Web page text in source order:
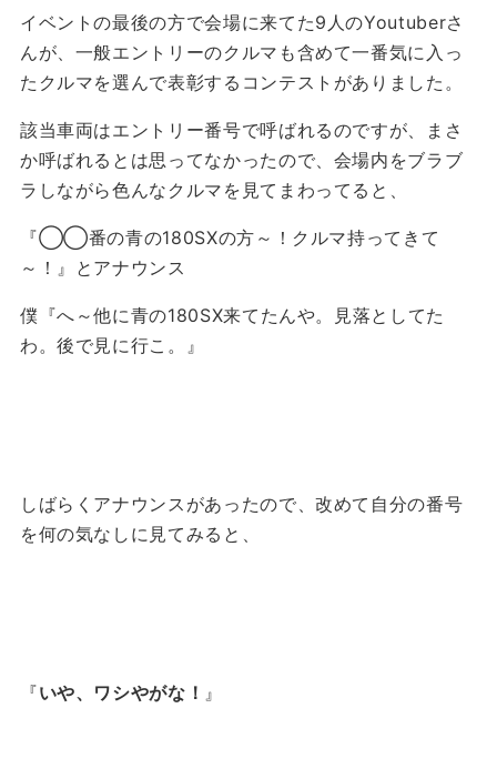
イベントの最後の方で会場に来てた9人のYoutuberさ
んが、一般エントリーのクルマも含めて一番気に入っ
たクルマを選んで表彰するコンテストがありました。
該当車両はエントリー番号で呼ばれるのですが、まさ
か呼ばれるとは思ってなかったので、会場内をブラブ
ラしながら色んなクルマを見てまわってると、
『◯◯番の青の180SXの方～！クルマ持ってきて
～！』とアナウンス
僕『へ～他に青の180SX来てたんや。見落としてた
わ。後で見に行こ。』
しばらくアナウンスがあったので、改めて自分の番号
を何の気なしに見てみると、
『いや、ワシやがな！ 』